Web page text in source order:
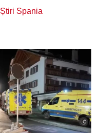
Știri Spania